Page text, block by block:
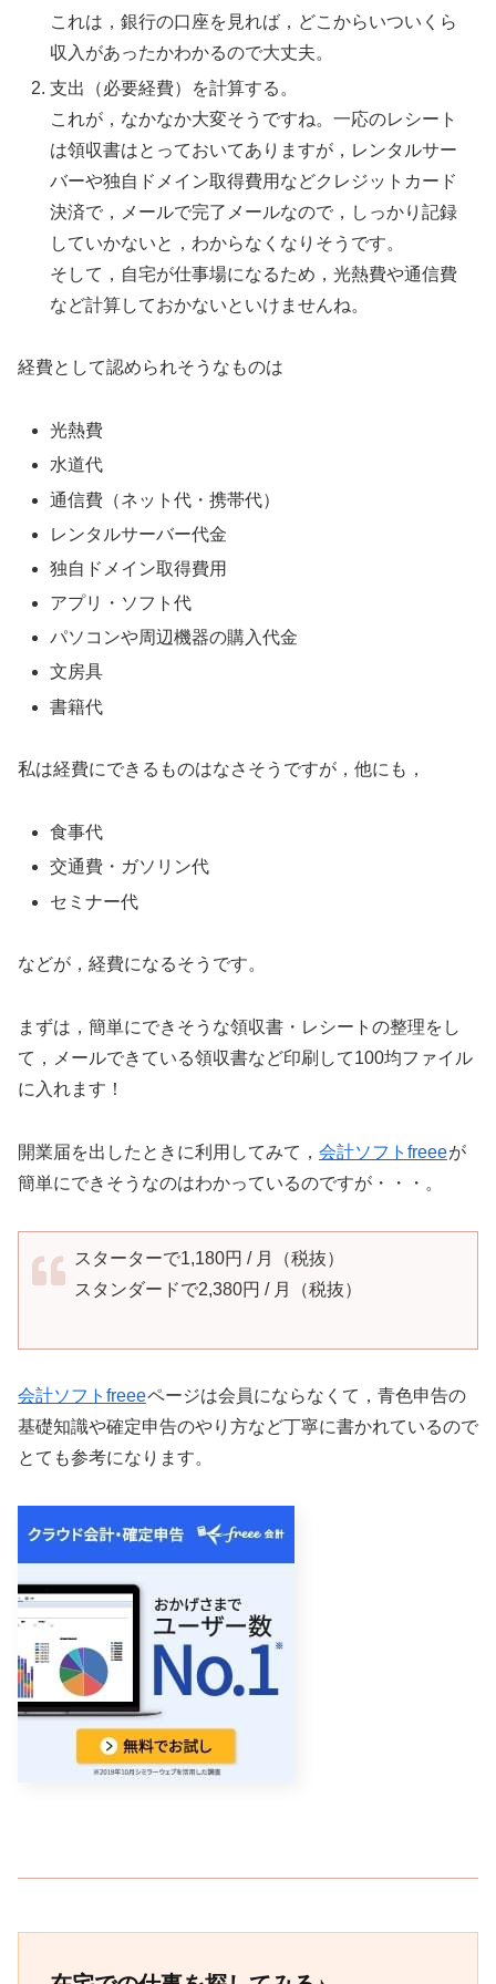
これは，銀行の口座を見れば，どこからいついくら
収入があったかわかるので大丈夫。
支出（必要経費）を計算する。
これが，なかなか大変そうですね。一応のレシート
は領収書はとっておいてありますが，レンタルサー
バーや独自ドメイン取得費用などクレジットカード
決済で，メールで完了メールなので，しっかり記録
していかないと，わからなくなりそうです。
そして，自宅が仕事場になるため，光熱費や通信費
など計算しておかないといけませんね。
経費として認められそうなものは
光熱費
水道代
通信費（ネット代・携帯代）
レンタルサーバー代金
独自ドメイン取得費用
アプリ・ソフト代
パソコンや周辺機器の購入代金
文房具
書籍代
私は経費にできるものはなさそうですが，他にも，
食事代
交通費・ガソリン代
セミナー代
などが，経費になるそうです。
まずは，簡単にできそうな領収書・レシートの整理をし
て，メールできている領収書など印刷して100均ファイル
に入れます！
開業届を出したときに利用してみて， 会計ソフトfreeeが
簡単にできそうなのはわかっているのですが・・・。
スターターで1,180円 / 月（税抜）
スタンダードで2,380円 / 月（税抜）
会計ソフトfreeeページは会員にならなくて，青色申告の
基礎知識や確定申告のやり方など丁寧に書かれているので
とても参考になります。